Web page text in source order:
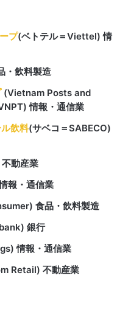
プ(ベトテル＝Viettel)情
・飲料製造
(Vietnam Posts and
情報・通信業
飲料(サベコ＝SABECO)
動産業
報・通信業
食品・飲料製造
銀行
情報・通信業
Retail) 不動産業